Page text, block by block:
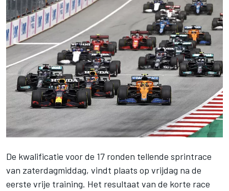
De kwalificatie voor de 17 ronden tellende sprintrace
van zaterdagmiddag, vindt plaats op vrijdag na de
eerste vrije training. Het resultaat van de korte race